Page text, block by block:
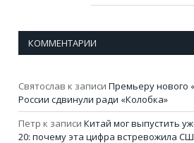
КОММЕНТАРИИ
Святослав к записи Премьеру нового
России сдвинули ради «Колобка»
Петр к записи Китай мог выпустить
20: почему эта цифра встревожила